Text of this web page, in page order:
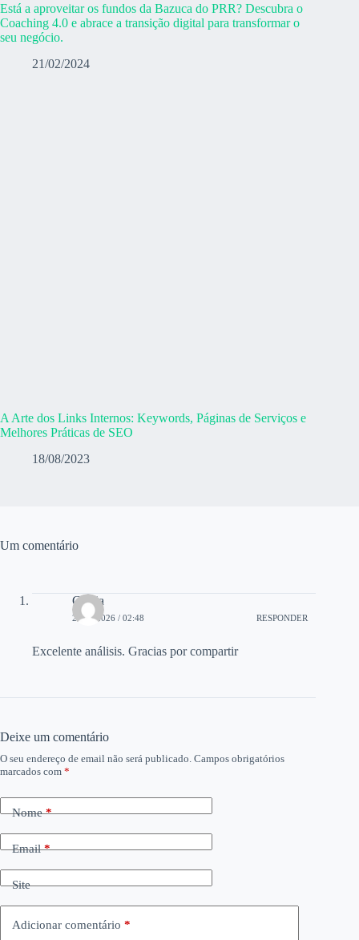
Está a aproveitar os fundos da Bazuca do PRR? Descubra o
Coaching 4.0 e abrace a transição digital para transformar o
seu negócio.
21/02/2024
A Arte dos Links Internos: Keywords, Páginas de Serviços e
Melhores Práticas de SEO
18/08/2023
Um comentário
Gloria
21/03/2026 / 02:48 RESPONDER
Excelente análisis. Gracias por compartir
Deixe um comentário
O seu endereço de email não será publicado. Campos obrigatórios
marcados com *
Nome*
Email*
Site
Adicionar comentário *